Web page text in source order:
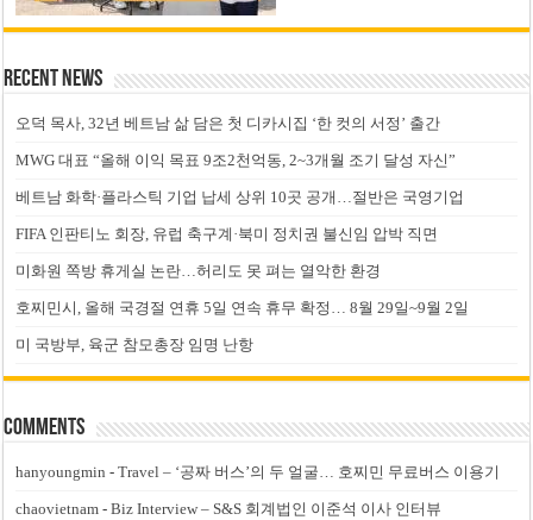
Recent News
오덕 목사, 32년 베트남 삶 담은 첫 디카시집 ‘한 컷의 서정’ 출간
MWG 대표 “올해 이익 목표 9조2천억동, 2~3개월 조기 달성 자신”
베트남 화학·플라스틱 기업 납세 상위 10곳 공개…절반은 국영기업
FIFA 인판티노 회장, 유럽 축구계·북미 정치권 불신임 압박 직면
미화원 쪽방 휴게실 논란…허리도 못 펴는 열악한 환경
호찌민시, 올해 국경절 연휴 5일 연속 휴무 확정… 8월 29일~9월 2일
미 국방부, 육군 참모총장 임명 난항
Comments
hanyoungmin -Travel – ‘공짜 버스’의 두 얼굴… 호찌민 무료버스 이용기
chaovietnam -Biz Interview – S&S 회계법인 이준석 이사 인터뷰